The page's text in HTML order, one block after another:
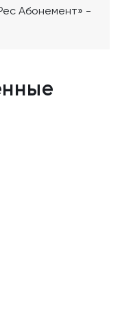
Абонемент» -